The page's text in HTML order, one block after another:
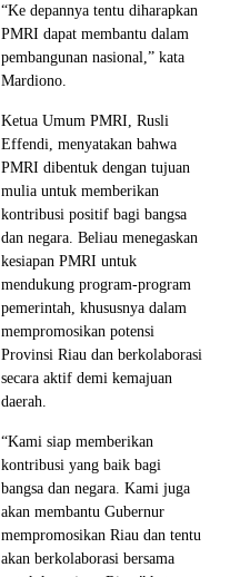
“Ke depannya tentu diharapkan
PMRI dapat membantu dalam
pembangunan nasional,” kata
Mardiono.
Ketua Umum PMRI, Rusli
Effendi, menyatakan bahwa
PMRI dibentuk dengan tujuan
mulia untuk memberikan
kontribusi positif bagi bangsa
dan negara. Beliau menegaskan
kesiapan PMRI untuk
mendukung program-program
pemerintah, khususnya dalam
mempromosikan potensi
Provinsi Riau dan berkolaborasi
secara aktif demi kemajuan
daerah.
“Kami siap memberikan
kontribusi yang baik bagi
bangsa dan negara. Kami juga
akan membantu Gubernur
mempromosikan Riau dan tentu
akan berkolaborasi bersama